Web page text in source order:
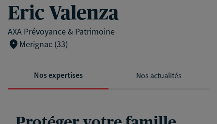
Eric Valenza
AXA Prévoyance & Patrimoine
Merignac (33)
Nos expertises Nos actualités